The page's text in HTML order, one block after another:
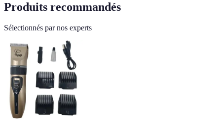
Produits recommandés
Sélectionnés par nos experts